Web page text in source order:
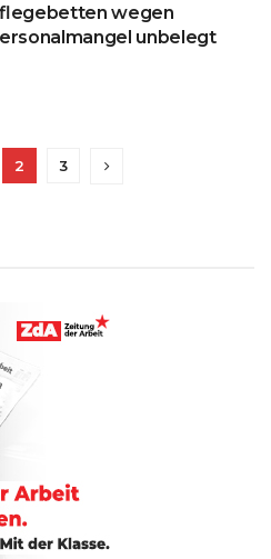
wegen
unbelegt
2 3